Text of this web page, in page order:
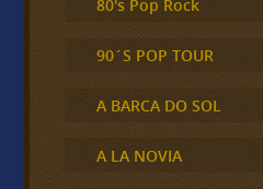
80's Pop Rock
90´S POP TOUR
A BARCA DO SOL
A LA NOVIA